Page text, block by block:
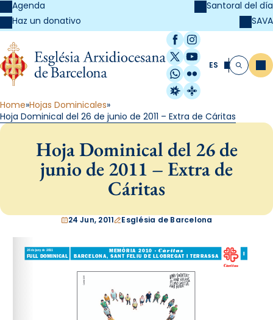
Agenda
Haz un donativo
Santoral del día
SAVA
Facebook
Instagram
X / Twitter
YouTube
WhatsApp
Flickr
Radio Estel
Catalunya
ES Buscar
Home Hojas Dominicales
Hoja Dominical del 26 de junio de 2011 – Extra de Cáritas
Hoja Dominical del 26 de
junio de 2011 – Extra de
Cáritas
24 Jun, 2011 Església de Barcelona